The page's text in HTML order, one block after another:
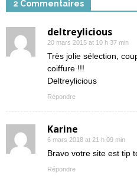
2 Commentaires
deltreylicious
20 mars 2015 at 10 h 37 min
Très jolie sélection,
coiffure !!!
Deltreylicious
Répondre
Karine
6 mars 2018 at 21 h 09 min
Bravo votre site est tip
Répondre